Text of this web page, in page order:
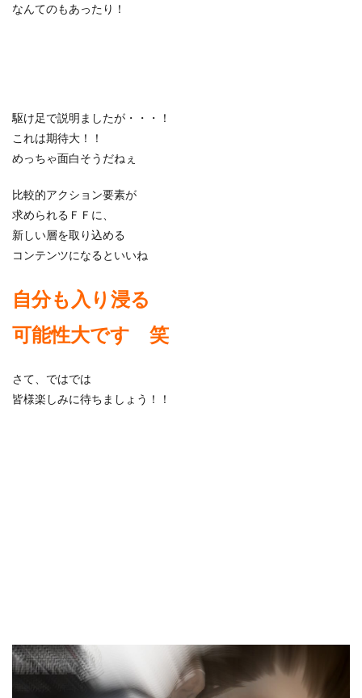
なんてのもあったり！
駆け足で説明ましたが・・・！
これは期待大！！
めっちゃ面白そうだねぇ
比較的アクション要素が
求められるＦＦに、
新しい層を取り込める
コンテンツになるといいね
自分も入り浸る
可能性大です 笑
さて、ではでは
皆様楽しみに待ちましょう！！